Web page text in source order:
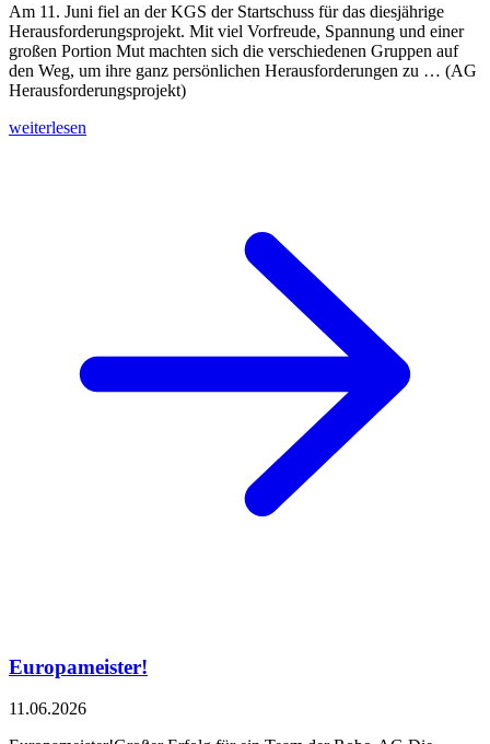
Am 11. Juni fiel an der KGS der Startschuss für das diesjährige
Herausforderungsprojekt. Mit viel Vorfreude, Spannung und einer
großen Portion Mut machten sich die verschiedenen Gruppen auf
den Weg, um ihre ganz persönlichen Herausforderungen zu … (AG
Herausforderungsprojekt)
weiterlesen
Europameister!
11.06.2026